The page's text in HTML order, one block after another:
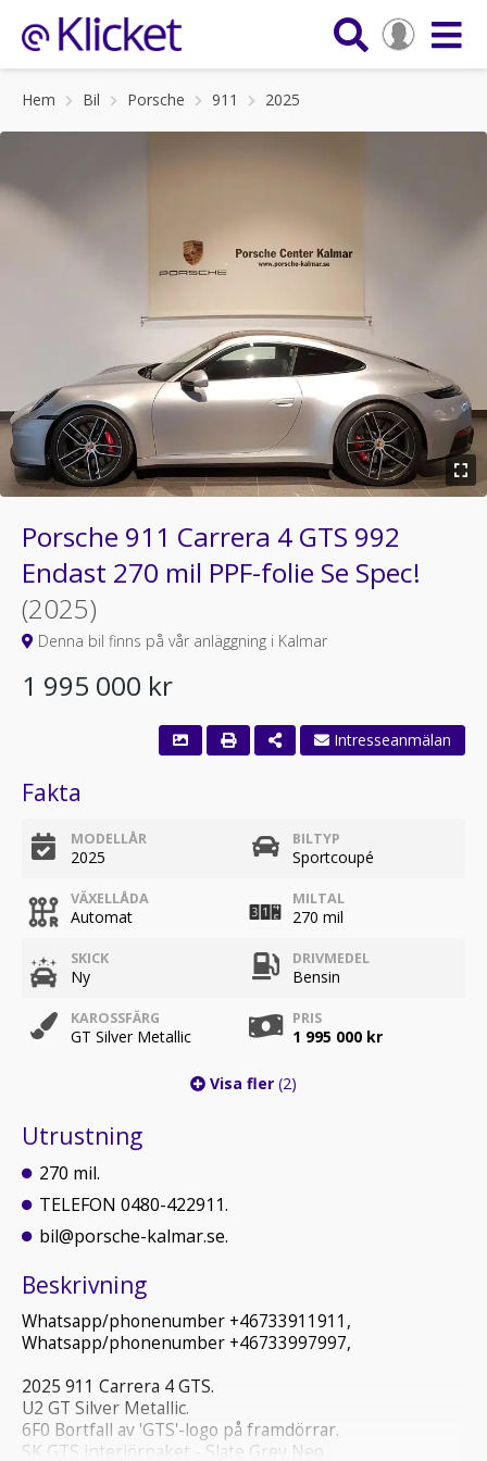
Hem Bil Porsche 911 2025
Porsche 911 Carrera 4 GTS 992
Endast 270 mil PPF-folie Se Spec!
(2025)
Denna bil finns på vår anläggning i Kalmar
1 995 000 kr
Intresseanmälan
Fakta
MODELLÅR
2025
BILTYP
Sportcoupé
VÄXELLÅDA
Automat
MILTAL
270 mil
SKICK
Ny
DRIVMEDEL
Bensin
KAROSSFÄRG
GT Silver Metallic
PRIS
1 995 000 kr
Visa fler (2)
Utrustning
270 mil.
TELEFON 0480-422911.
bil@porsche-kalmar.se.
Beskrivning
Whatsapp/phonenumber +46733911911,
Whatsapp/phonenumber +46733997997,
2025 911 Carrera 4 GTS.
U2 GT Silver Metallic.
6F0 Bortfall av 'GTS'-logo på framdörrar.
SK GTS interiörpaket - Slate Grey Neo.